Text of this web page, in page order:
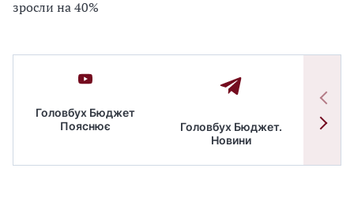
зросли на 40%
Головбух Бюджет
Пояснює
Головбух Бюджет.
Новини